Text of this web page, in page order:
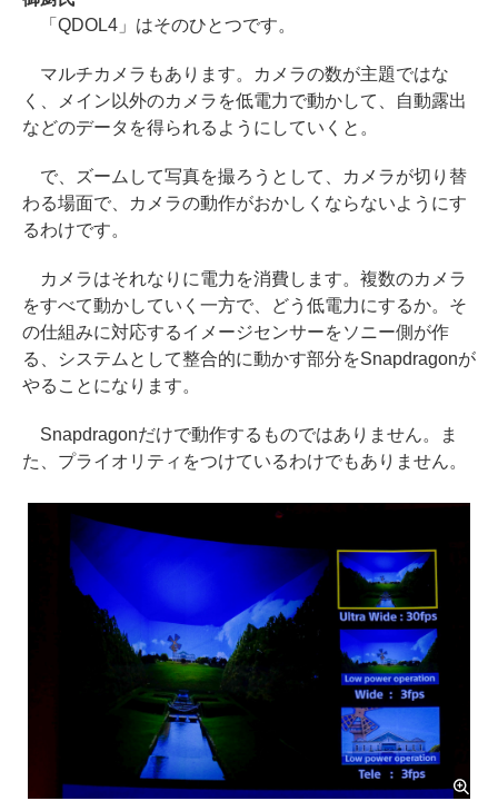
「QDOL4」はそのひとつです。
マルチカメラもあります。カメラの数が主題ではな
く、メイン以外のカメラを低電力で動かして、自動露出
などのデータを得られるようにしていくと。
で、ズームして写真を撮ろうとして、カメラが切り替
わる場面で、カメラの動作がおかしくならないようにす
るわけです。
カメラはそれなりに電力を消費します。複数のカメラ
をすべて動かしていく一方で、どう低電力にするか。そ
の仕組みに対応するイメージセンサーをソニー側が作
る、システムとして整合的に動かす部分をSnapdragonが
やることになります。
Snapdragonだけで動作するものではありません。ま
た、プライオリティをつけているわけでもありません。